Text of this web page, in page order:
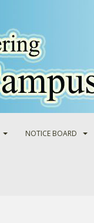
NOTICE BOARD